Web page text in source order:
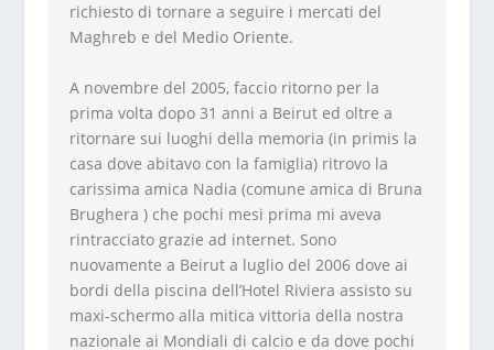
richiesto di tornare a seguire i mercati del
Maghreb e del Medio Oriente.
A novembre del 2005, faccio ritorno per la
prima volta dopo 31 anni a Beirut ed oltre a
ritornare sui luoghi della memoria (in primis la
casa dove abitavo con la famiglia) ritrovo la
carissima amica Nadia (comune amica di Bruna
Brughera ) che pochi mesi prima mi aveva
rintracciato grazie ad internet. Sono
nuovamente a Beirut a luglio del 2006 dove ai
bordi della piscina dell’Hotel Riviera assisto su
maxi-schermo alla mitica vittoria della nostra
nazionale ai Mondiali di calcio e da dove pochi